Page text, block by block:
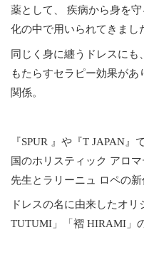
薬として、 疾病から身を
化の中で用いられてきまし
同じく身に纏うドレスにも
もたらすセラピー効果が
関係。
『SPUR 』や『T JAPAN
国のホリスティック アロ
先生とラリーニュ ロペの
ドレスの名に由来したオ
TUTUMI」「褶 HIRAMI」